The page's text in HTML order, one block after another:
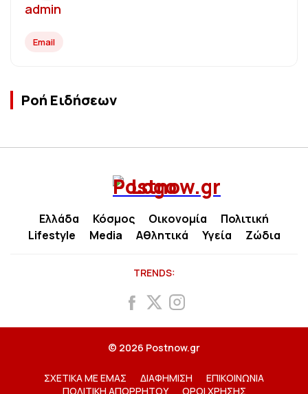
admin
Email
Ροή Ειδήσεων
Ελλάδα Κόσμος Οικονομία
Πολιτική
Lifestyle
Media Αθλητικά Υγεία Ζώδια
TRENDS:
© 2026 Postnow.gr
ΣΧΕΤΙΚΑ ΜΕ ΕΜΑΣ ΔΙΑΦΗΜΙΣΗ
ΕΠΙΚΟΙΝΩΝΙΑ
ΠΟΛΙΤΙΚΗ ΑΠΟΡΡΗΤΟΥ
ΟΡΟΙ ΧΡΗΣΗΣ